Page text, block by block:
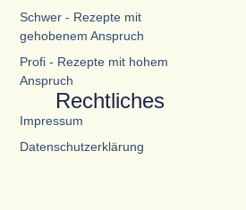
Schwer - Rezepte mit
gehobenem Anspruch
Profi - Rezepte mit hohem
Anspruch
Rechtliches
Impressum
Datenschutzerklärung